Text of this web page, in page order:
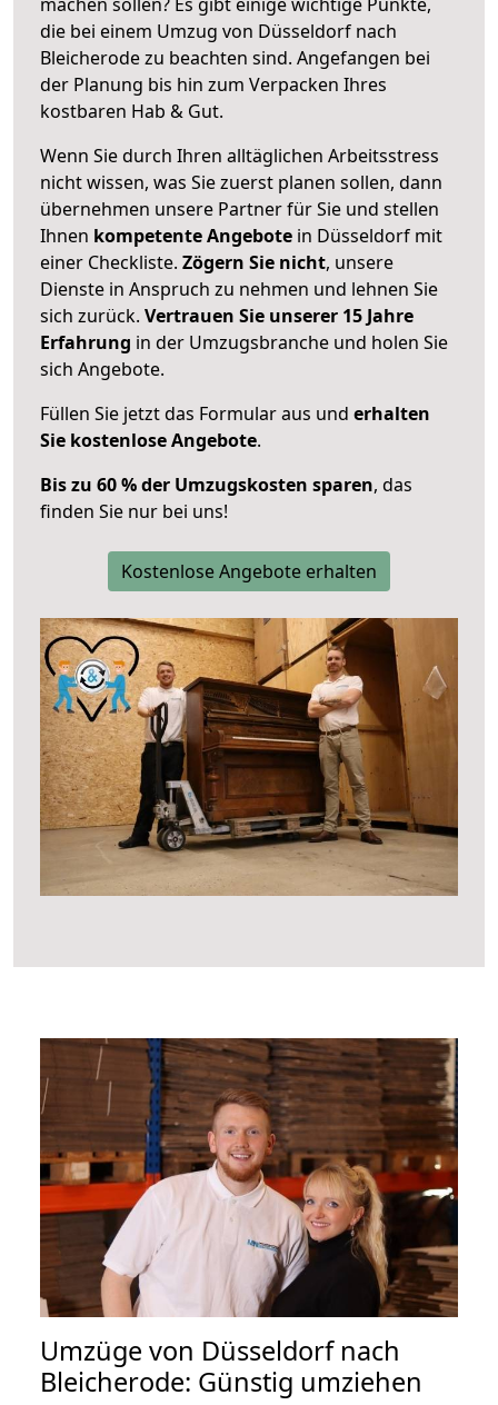
die bei einem Umzug von Düsseldorf nach
Bleicherode zu beachten sind. Angefangen bei
der Planung bis hin zum Verpacken Ihres
kostbaren Hab & Gut.
Wenn Sie durch Ihren alltäglichen Arbeitsstress
nicht wissen, was Sie zuerst planen sollen, dann
übernehmen unsere Partner für Sie und stellen
Ihnen kompetente Angebote in Düsseldorf mit
einer Checkliste. Zögern Sie nicht, unsere
Dienste in Anspruch zu nehmen und lehnen Sie
sich zurück. Vertrauen Sie unserer 15 Jahre
Erfahrung in der Umzugsbranche und holen Sie
sich Angebote.
Füllen Sie jetzt das Formular aus und erhalten
Sie kostenlose Angebote.
Bis zu 60 % der Umzugskosten sparen, das
finden Sie nur bei uns!
Kostenlose Angebote erhalten
Umzüge von Düsseldorf nach
Bleicherode: Günstig umziehen